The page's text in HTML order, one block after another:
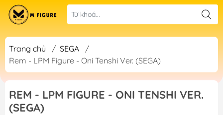
Trang chủ / SEGA
/
Rem - LPM Figure - Oni Tenshi Ver. (SEGA)
REM - LPM FIGURE - ONI TENSHI VER.
(SEGA)